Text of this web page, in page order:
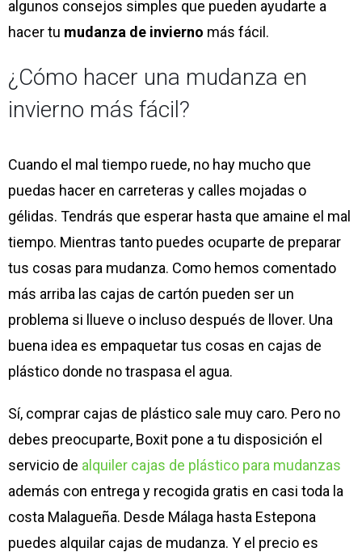
algunos consejos simples que pueden ayudarte a
hacer tu mudanza de invierno más fácil.
¿Cómo hacer una mudanza en
invierno más fácil?
Cuando el mal tiempo ruede, no hay mucho que
puedas hacer en carreteras y calles mojadas o
gélidas. Tendrás que esperar hasta que amaine el mal
tiempo. Mientras tanto puedes ocuparte de preparar
tus cosas para mudanza. Como hemos comentado
más arriba las cajas de cartón pueden ser un
problema si llueve o incluso después de llover. Una
buena idea es empaquetar tus cosas en cajas de
plástico donde no traspasa el agua.
Sí, comprar cajas de plástico sale muy caro. Pero no
debes preocuparte, Boxit pone a tu disposición el
servicio de alquiler cajas de plástico para mudanzas
además con entrega y recogida gratis en casi toda la
costa Malagueña. Desde Málaga hasta Estepona
puedes alquilar cajas de mudanza. Y el precio es